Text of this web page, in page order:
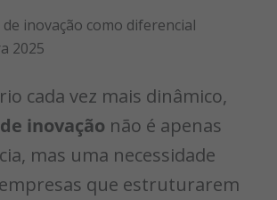
inovação como diferencial
2025
cada vez mais dinâmico,
inovação não é apenas
mas uma necessidade
que estruturarem